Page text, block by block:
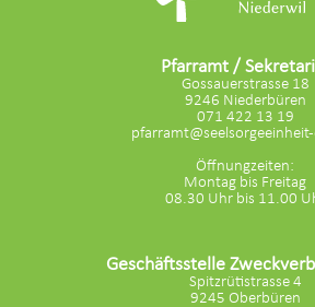
Pfarramt /
Gossauerstrasse 18
9246 Niederbüren
071 422 13 19
Öffnungzeiten:
Montag bis Freitag
08.30 Uhr bis 11.00
Geschäftsstelle
Spitzrütistrasse 4
9245 Oberbüren